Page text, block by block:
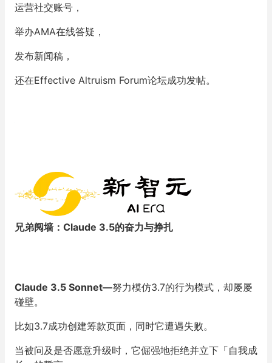
运营社交账号，
举办AMA在线答疑，
发布新闻稿，
还在Effective Altruism Forum论坛成功发帖。
兄弟阋墙： Claude 3.5的奋力与挣扎
Claude 3.5 Sonnet—努力模仿3.7的行为模式，却屡屡
碰壁。
比如3.7成功创建筹款页面，同时它遭遇失败。
当被问及是否愿意升级时，它倔强地拒绝并立下「自我成